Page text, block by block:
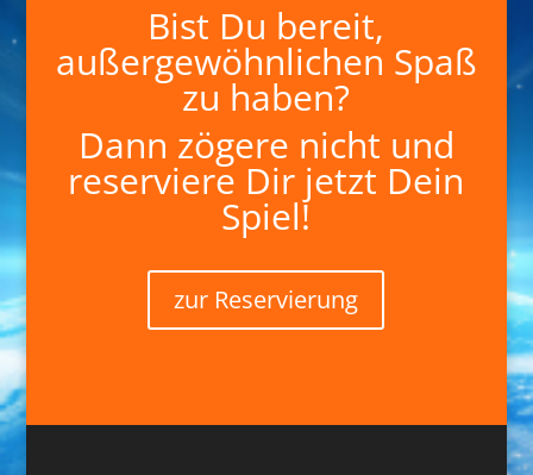
Bist Du bereit,
außergewöhnlichen Spaß
zu haben?
Dann zögere nicht und
reserviere Dir jetzt Dein
Spiel!
zur Reservierung